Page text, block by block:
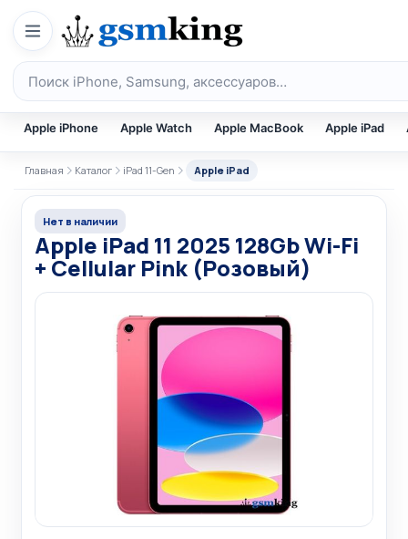
Перейти к содержимому
Поиск по каталогу
Apple iPhone Apple Watch Apple MacBook Apple iPad
Главная Каталог iPad 11-Gen Apple iPad
Нет в наличии
Apple iPad 11 2025 128Gb Wi-Fi
+ Cellular Pink (Розовый)